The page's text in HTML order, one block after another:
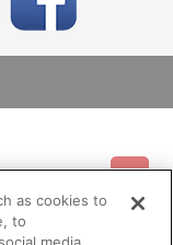
リシー
as cookies to
to